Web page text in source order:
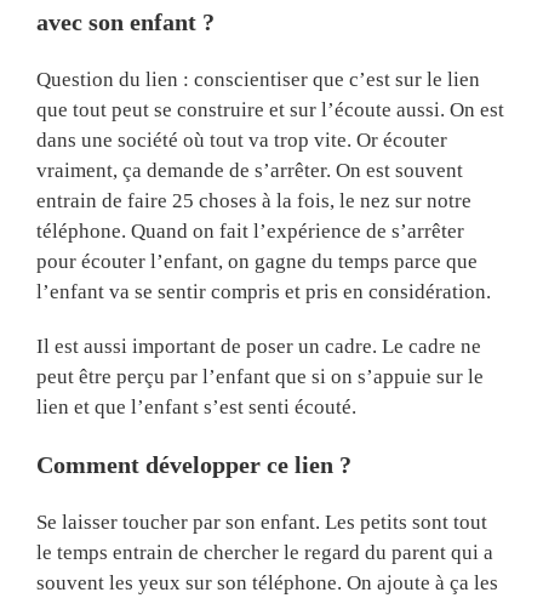
avec son enfant ?
Question du lien : conscientiser que c’est sur le lien
que tout peut se construire et sur l’écoute aussi. On est
dans une société où tout va trop vite. Or écouter
vraiment, ça demande de s’arrêter. On est souvent
entrain de faire 25 choses à la fois, le nez sur notre
téléphone. Quand on fait l’expérience de s’arrêter
pour écouter l’enfant, on gagne du temps parce que
l’enfant va se sentir compris et pris en considération.
Il est aussi important de poser un cadre. Le cadre ne
peut être perçu par l’enfant que si on s’appuie sur le
lien et que l’enfant s’est senti écouté.
Comment développer ce lien ?
Se laisser toucher par son enfant. Les petits sont tout
le temps entrain de chercher le regard du parent qui a
souvent les yeux sur son téléphone. On ajoute à ça les